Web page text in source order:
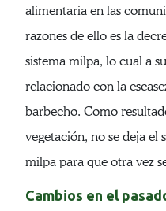
alimentaria en las
razones de ello es la
sistema milpa, lo cual a
relacionado con la
barbecho. Como
vegetación, no se deja el
milpa para que otra vez
Cambios en el